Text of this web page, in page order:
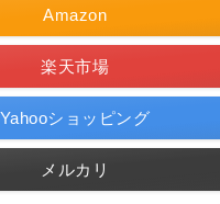
Amazon
楽天市場
Yahooショッピング
メルカリ